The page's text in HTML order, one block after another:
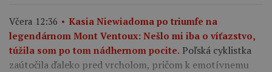
Včera 12:36
Kasia Niewiadoma po triumfe na
legendárnom Mont Ventoux: Nešlo mi iba o víťazstvo,
túžila som po tom nádhernom pocite. Poľská cyklistka
zaútočila ďaleko pred vrcholom, pričom k emotívnemu